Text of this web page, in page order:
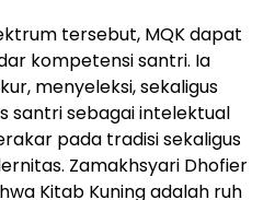
tersebut, MQK dapat
kompetensi santri. Ia
menyeleksi, sekaligus
santri sebagai intelektual
pada tradisi sekaligus
Zamakhsyari Dhofier
Kitab Kuning adalah ruh